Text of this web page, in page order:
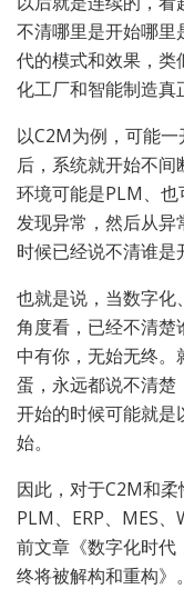
不清哪里是开始哪里
代的模式和效果，类
化工厂和智能制造真
以C2M为例，可能
后，系统就开始不
环境可能是PLM、也
发现异常，然后从异
时候已经说不清谁是
也就是说，当数字化
角度看，已经不清楚
中有你，无始无终
蛋，永远都说不清楚
开始的时候可能就是
始。
因此，对于C2M和
PLM、ERP、MES
前文章《数字化时代
终将被解构和重构》。